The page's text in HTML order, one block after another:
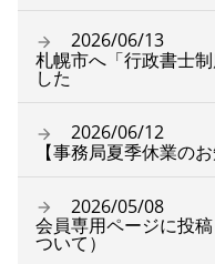
2026/06/13
札幌市へ「行政書士
した
2026/06/12
【事務局夏季休業のお
2026/05/08
会員専用ページに投
ついて）